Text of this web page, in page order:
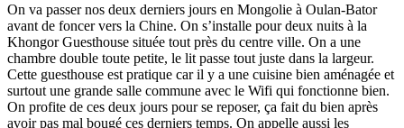
On va passer nos deux derniers jours en Mongolie à Oulan-Bator
avant de foncer vers la Chine. On s’installe pour deux nuits à la
Khongor Guesthouse située tout près du centre ville. On a une
chambre double toute petite, le lit passe tout juste dans la largeur.
Cette guesthouse est pratique car il y a une cuisine bien aménagée et
surtout une grande salle commune avec le Wifi qui fonctionne bien.
On profite de ces deux jours pour se reposer, ça fait du bien après
avoir pas mal bougé ces derniers temps. On appelle aussi les